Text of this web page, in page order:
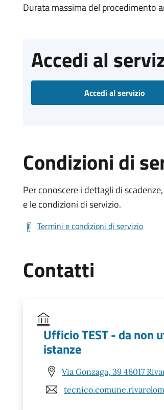
Durata massima del procedimento
Accedi al
Accedi al servizio
Condizioni di
Per conoscere i dettagli di
e le condizioni di servizio.
Termini e condizioni di servizio
Contatti
Ufficio TEST - da non
istanze
Via Gonzaga, 39 46017